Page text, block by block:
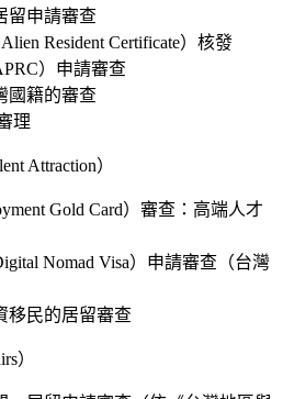
留申請審查
Resident Certificate）核發
）申請審查
國籍的審查
理
Attraction）
Gold Card）審查：高端人才
Nomad Visa）申請審查（台灣
移民的居留審查
）